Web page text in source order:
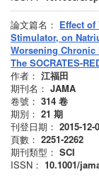
論文篇名： Effect of
Stimulator, on
Worsening Chronic
The SOCRATES-
作者： 江福田
期刊名： JAMA
卷號： 314 卷
期別： 21 期
刊登日期： 2015-12-
頁數： 2251-2262
期刊類型： SCI
ISSN： 10.1001/